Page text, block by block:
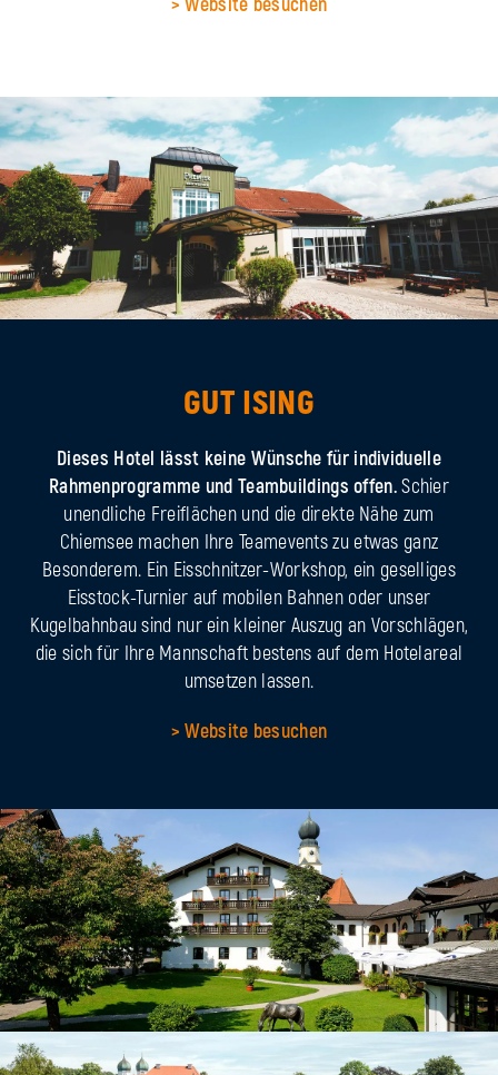
GUT ISING
Dieses Hotel lässt keine Wünsche für individuelle
Rahmenprogramme und Teambuildings offen.Schier
unendliche Freiflächen und die direkte Nähe zum
Chiemsee machen Ihre Teamevents zu etwas ganz
Besonderem. Ein Eisschnitzer-Workshop, ein geselliges
Eisstock-Turnier auf mobilen Bahnen oder unser
Kugelbahnbau sind nur ein kleiner Auszug an Vorschlägen,
die sich für Ihre Mannschaft bestens auf dem Hotelareal
umsetzen lassen.
> Website besuchen